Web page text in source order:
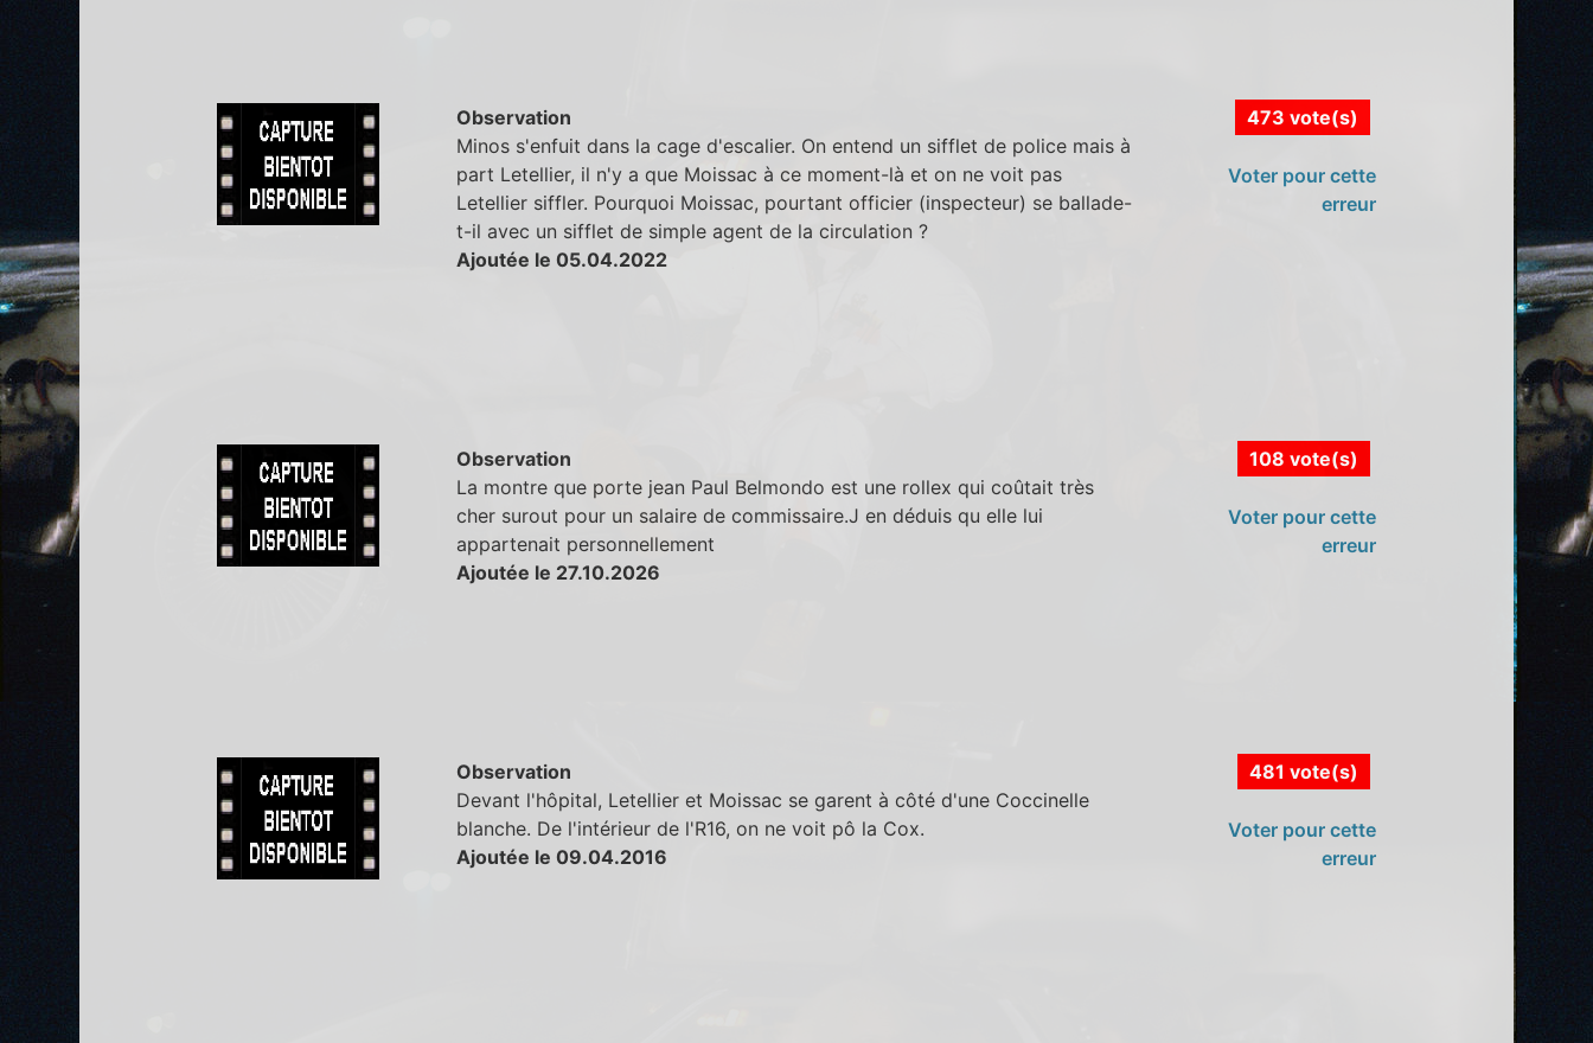
Observation
Minos s'enfuit dans la cage d'escalier. On entend un sifflet de police mais à
part Letellier, il n'y a que Moissac à ce moment-là et on ne voit pas
Letellier siffler. Pourquoi Moissac, pourtant officier (inspecteur) se ballade-
t-il avec un sifflet de simple agent de la circulation ?
Ajoutée le 05.04.2022
473 vote(s)
Voter pour cette
erreur
Observation
La montre que porte jean Paul Belmondo est une rollex qui coûtait très
cher surout pour un salaire de commissaire.J en déduis qu elle lui
appartenait personnellement
Ajoutée le 27.10.2026
108 vote(s)
Voter pour cette
erreur
Observation
Devant l'hôpital, Letellier et Moissac se garent à côté d'une Coccinelle
blanche. De l'intérieur de l'R16, on ne voit pô la Cox.
Ajoutée le 09.04.2016
481 vote(s)
Voter pour cette
erreur